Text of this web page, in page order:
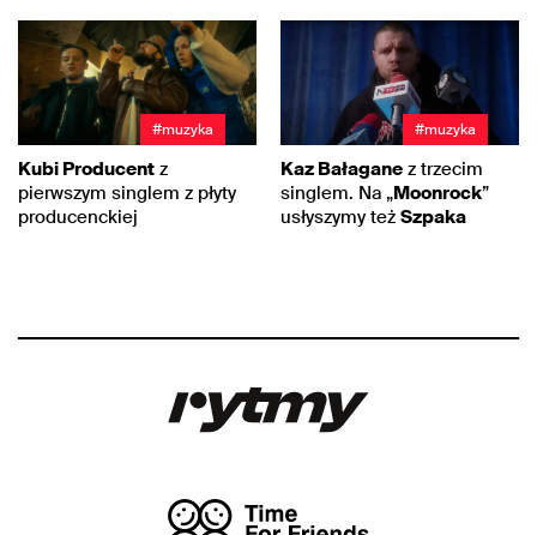
#muzyka
Kubi Producent z
pierwszym singlem z płyty
producenckiej
#muzyka
Kaz Bałagane z trzecim
singlem. Na „Moonrock”
usłyszymy też Szpaka